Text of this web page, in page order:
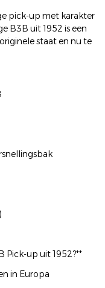
pick-up met karakter
B3B uit 1952 is een
staat en nu te
Pick-up uit 1952?**
in Europa